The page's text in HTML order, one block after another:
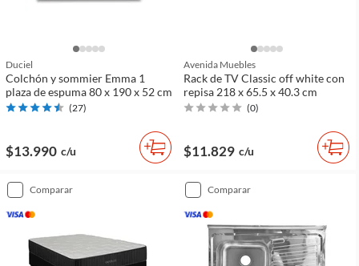
Duciel
Colchón y sommier Emma 1
plaza de espuma 80 x 190 x 52 cm
(27)
$13.990 c/u
Avenida Muebles
Rack de TV Classic off white con
repisa 218 x 65.5 x 40.3 cm
(0)
$11.829 c/u
comparar comparar